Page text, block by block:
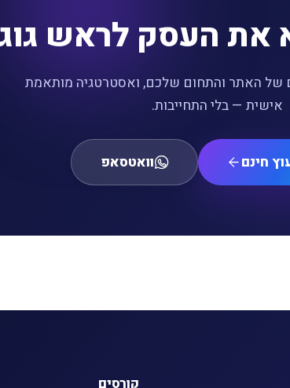
את העסק לראש
של האתר והתחום שלכם, ואסטרטגיה מותאמת
אישית — בלי התחייבות.
חינם וואטסאפ
קורסים